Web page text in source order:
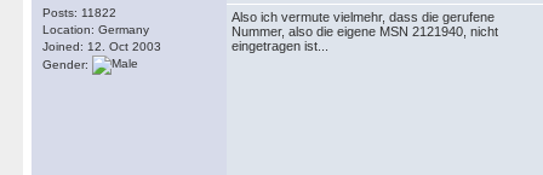
Posts: 11822
Location: Germany
Joined: 12. Oct 2003
Gender:
Also ich vermute vielmehr, dass die gerufene
Nummer, also die eigene MSN 2121940, nicht
eingetragen ist...